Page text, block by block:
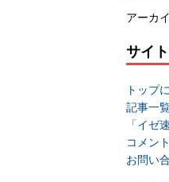
アーカ
サイ
トップ
記事一
「イゼ
コメン
お問い